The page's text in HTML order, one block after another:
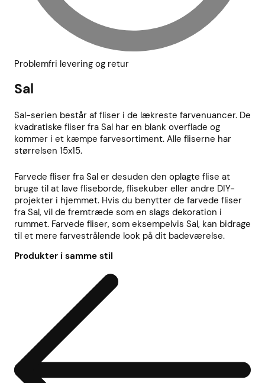
Problemfri levering og retur
Sal
Sal-serien består af fliser i de lækreste farvenuancer. De
kvadratiske fliser fra Sal har en blank overflade og
kommer i et kæmpe farvesortiment. Alle fliserne har
størrelsen 15x15.
Farvede fliser fra Sal er desuden den oplagte flise at
bruge til at lave fliseborde, flisekuber eller andre DIY-
projekter i hjemmet. Hvis du benytter de farvede fliser
fra Sal, vil de fremtræde som en slags dekoration i
rummet. Farvede fliser, som eksempelvis Sal, kan bidrage
til et mere farvestrålende look på dit badeværelse.
Produkter i samme stil